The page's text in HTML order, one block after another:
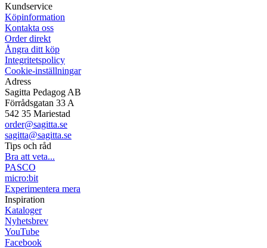
Kundservice
Köpinformation
Kontakta oss
Order direkt
Ångra ditt köp
Integritetspolicy
Cookie-inställningar
Adress
Sagitta Pedagog AB
Förrådsgatan 33 A
542 35 Mariestad
order@sagitta.se
sagitta@sagitta.se
Tips och råd
Bra att veta...
PASCO
micro:bit
Experimentera mera
Inspiration
Kataloger
Nyhetsbrev
YouTube
Facebook